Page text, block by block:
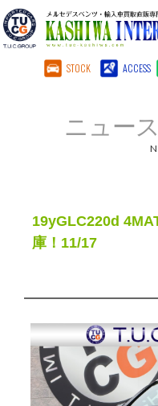
STOCK ACCESS
注文販売
会社概要
スタッフブログ
ニュー
19yGLC220d
庫！11/17